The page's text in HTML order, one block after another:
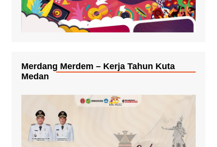
Merdang Merdem – Kerja Tahun Kuta
Medan